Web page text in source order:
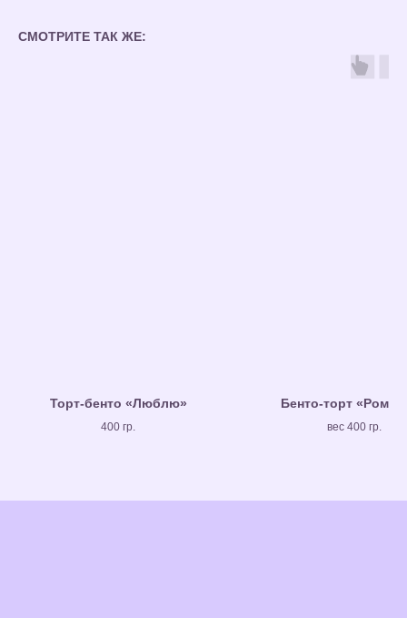
СМОТРИТЕ ТАК ЖЕ:
Торт-бенто «Люблю»
400 гр.
Бенто-торт
вес 400 гр.